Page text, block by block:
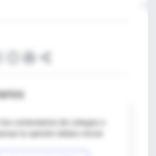
los comentarios de colegas o